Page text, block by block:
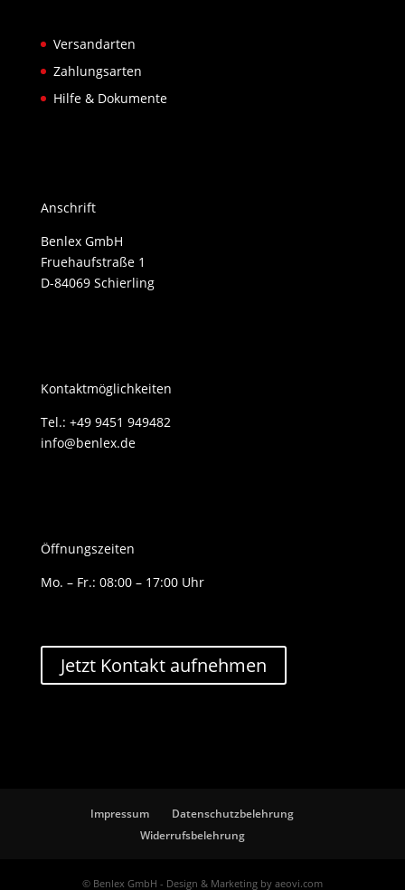
Versandarten
Zahlungsarten
Hilfe & Dokumente
Anschrift
Benlex GmbH
Fruehaufstraße 1
D-84069 Schierling
Kontaktmöglichkeiten
Tel.: +49 9451 949482
info@benlex.de
Öffnungszeiten
Mo. – Fr.: 08:00 – 17:00 Uhr
Jetzt Kontakt aufnehmen
Impressum
Datenschutzbelehrung
Widerrufsbelehrung
© Benlex GmbH - Design & Marketing by aeovi.com